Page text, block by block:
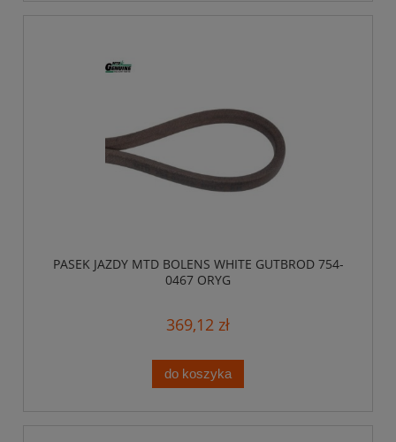
PASEK JAZDY MTD BOLENS WHITE GUTBROD 754-
0467 ORYG
369,12 zł
do koszyka